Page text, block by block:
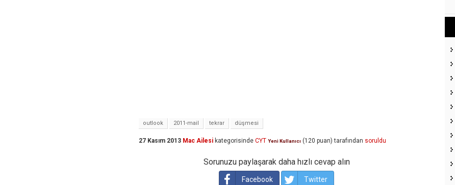
outlook 2011-mail tekrar düşmesi
27 Kasım 2013 Mac Ailesi kategorisinde CYT Yeni Kullanıcı (120 puan) tarafından soruldu
Sorunuzu paylaşarak daha hızlı cevap alın
Facebook Twitter